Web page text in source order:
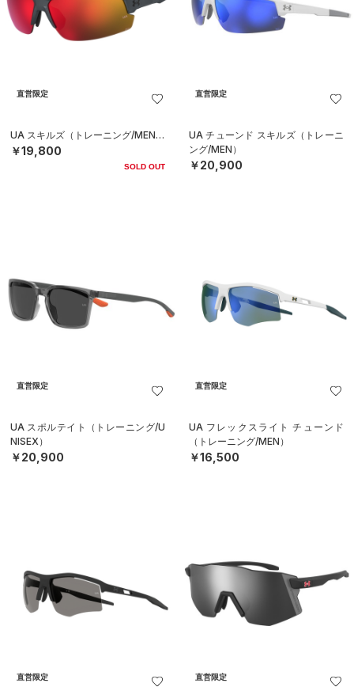
直営限定
UA スキルズ（トレーニング/MEN）
￥19,800
SOLD OUT
直営限定
UA チューンド スキルズ（トレーニ
ング/MEN）
￥20,900
直営限定
UA スポルテイト（トレーニング/U
NISEX）
￥20,900
直営限定
UA フレックスライト チューンド
（トレーニング/MEN）
￥16,500
直営限定 直営限定